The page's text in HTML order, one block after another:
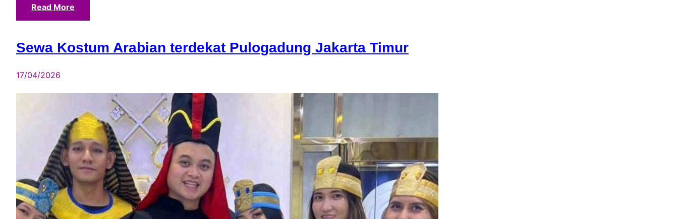
Read More
Sewa Kostum Arabian terdekat Pulogadung Jakarta Timur
17/04/2026